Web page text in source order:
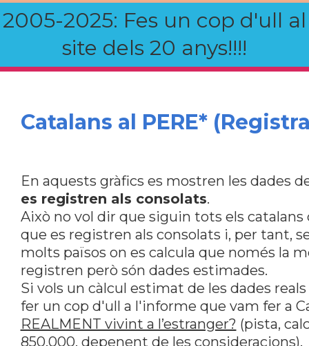
2005-2025: Fes un cop d'ull al
site dels 20 anys!!!!
Catalans al PERE*
En aquests gràfics es mostren les dades
es registren als consolats.
Això no vol dir que siguin tots els
que es registren als consolats i, per tant,
molts països on es calcula que només la
registren però són dades estimades.
Si vols un càlcul estimat de les dades
fer un cop d'ull a l'informe que vam fer a
REALMENT vivint a l’estranger? (pista,
850.000, depenent de les consideracions).